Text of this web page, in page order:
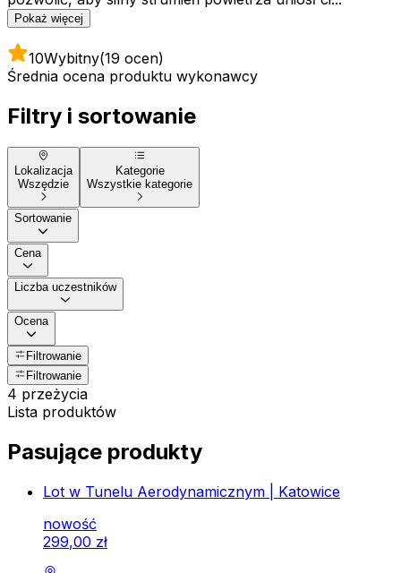
Pokaż więcej
10Wybitny(19 ocen)
Średnia ocena produktu wykonawcy
Filtry i sortowanie
Lokalizacja
Wszędzie
Kategorie
Wszystkie kategorie
Sortowanie
Cena
Liczba uczestników
Ocena
Filtrowanie
Filtrowanie
4 przeżycia
Lista produktów
Pasujące produkty
Lot w Tunelu Aerodynamicznym | Katowice
nowość
299,00 zł